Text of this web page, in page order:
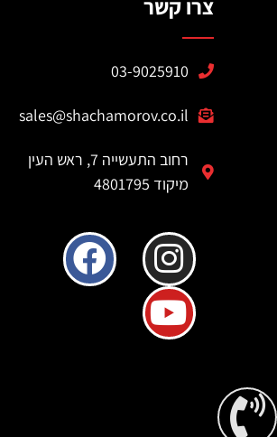
צרו קשר
03-9025910
sales@shachamorov.co.il
רחוב התעשייה 7, ראש העין
מיקוד 4801795